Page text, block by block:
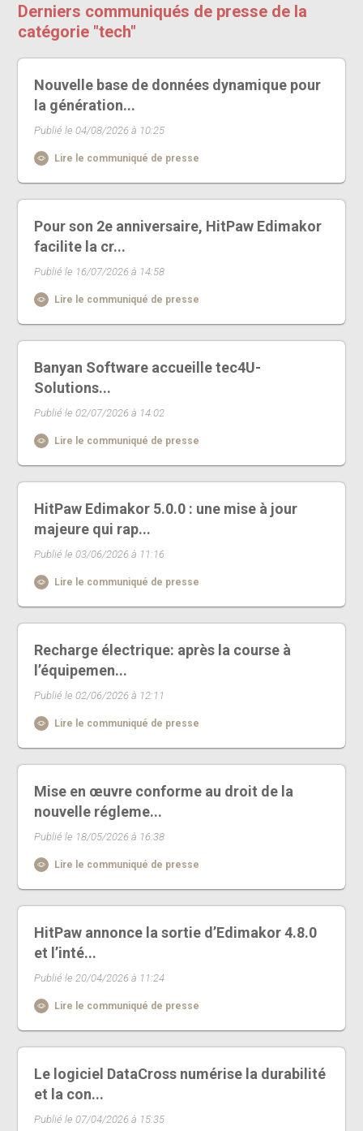
Derniers communiqués de presse de la
catégorie "tech"
Nouvelle base de données dynamique pour
la génération...
Publié le 04/08/2026 à 10:25
Lire le communiqué de presse
Pour son 2e anniversaire, HitPaw Edimakor
facilite la cr...
Publié le 16/07/2026 à 14:58
Lire le communiqué de presse
Banyan Software accueille tec4U-
Solutions...
Publié le 02/07/2026 à 14:02
Lire le communiqué de presse
HitPaw Edimakor 5.0.0 : une mise à jour
majeure qui rap...
Publié le 03/06/2026 à 11:16
Lire le communiqué de presse
Recharge électrique: après la course à
l’équipemen...
Publié le 02/06/2026 à 12:11
Lire le communiqué de presse
Mise en œuvre conforme au droit de la
nouvelle régleme...
Publié le 18/05/2026 à 16:38
Lire le communiqué de presse
HitPaw annonce la sortie d’Edimakor 4.8.0
et l’inté...
Publié le 20/04/2026 à 11:24
Lire le communiqué de presse
Le logiciel DataCross numérise la durabilité
et la con...
Publié le 07/04/2026 à 15:35